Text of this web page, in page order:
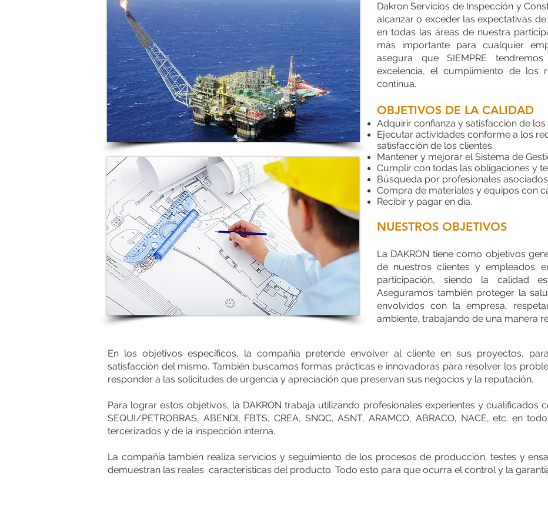
Dakron Servicios de Inspección y
alcanzar o exceder las expectativas
en todas las áreas de nuestra
más importante para cualquier
asegura que SIEMPRE
excelencia, el cumplimiento de los
continua.
OBJETIVOS DE LA CALIDAD
Adquirir confianza y satisfacción de los
Ejecutar actividades conforme a los
satisfacción de los clientes.
Mantener y mejorar el Sistema de
Cumplir con todas las obligaciones y
Búsqueda por profesionales
Compra de materiales y equipos con
Recibir y pagar en día.
NUESTROS OBJETIVOS
La DAKRON tiene como objetivos
de nuestros clientes y empleados
participación, siendo la calidad
Aseguramos también proteger la
envolvidos con la empresa,
ambiente, trabajando de una manera
En los objetivos específicos, la compañía pretende envolver al cliente en sus proyectos,
satisfacción del mismo. También buscamos formas prácticas e innovadoras para resolver los
responder a las solicitudes de urgencia y apreciación que preservan sus negocios y la reputación.
Para lograr estos objetivos, la DAKRON trabaja utilizando profesionales experientes y cualificados
SEQUI/PETROBRAS, ABENDI, FBTS, CREA, SNQC, ASNT, ARAMCO, ABRACO, NACE, etc. en
tercerizados y de la inspección interna.
La compañía también realiza servicios y seguimiento de los procesos de producción, testes y
demuestran las reales características del producto. Todo esto para que ocurra el control y la